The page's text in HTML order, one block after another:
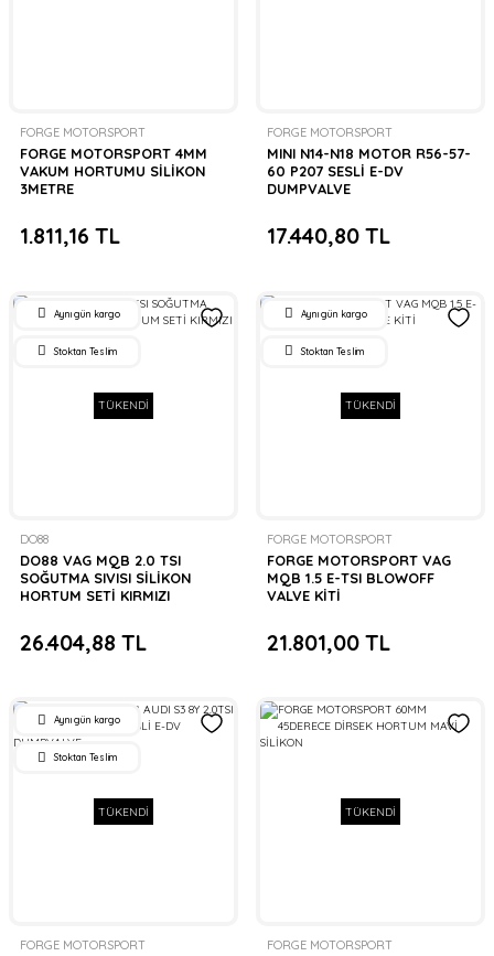
FORGE MOTORSPORT
FORGE MOTORSPORT 4MM
VAKUM HORTUMU SİLİKON
3METRE
1.811,16 TL
FORGE MOTORSPORT
MINI N14-N18 MOTOR R56-57-
60 P207 SESLİ E-DV
DUMPVALVE
17.440,80 TL
TÜKENDİ
Aynı gün kargo
Stoktan Teslim
DO88
DO88 VAG MQB 2.0 TSI
SOĞUTMA SIVISI SİLİKON
HORTUM SETİ KIRMIZI
26.404,88 TL
TÜKENDİ
Aynı gün kargo
Stoktan Teslim
FORGE MOTORSPORT
FORGE MOTORSPORT VAG
MQB 1.5 E-TSI BLOWOFF
VALVE KİTİ
21.801,00 TL
TÜKENDİ
Aynı gün kargo
Stoktan Teslim
FORGE MOTORSPORT
TÜKENDİ
FORGE MOTORSPORT